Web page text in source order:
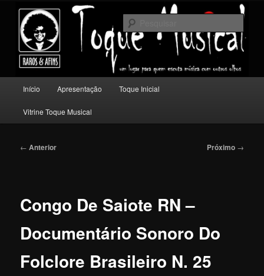
conteúdo
principalToque Musical
Um lugar para quem escuta música com outros olhos.
principal
Início Apresentação Toque Inicial
Vitrine Toque Musical
Navegação
← Anterior Próximo →
Congo De Saiote RN –
Documentário Sonoro Do
Folclore Brasileiro N. 25